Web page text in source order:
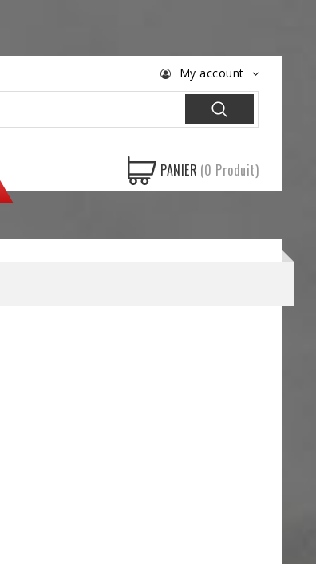
My account
PANIER (0 Produit)